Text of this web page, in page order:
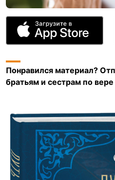
Понравился материал?
братьям и сестрам по